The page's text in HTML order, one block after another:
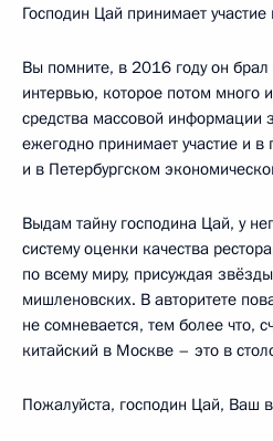
Господин Цай принимает
Вы помните, в 2016 году он
интервью, которое потом много
средства массовой информации
ежегодно принимает участие и в
и в Петербургском
Выдам тайну господина Цай, у
систему оценки качества
по всему миру, присуждая
мишленовских. В авторитете
не сомневается, тем более что,
китайский в Москве – это в
Пожалуйста, господин Цай, Ваш